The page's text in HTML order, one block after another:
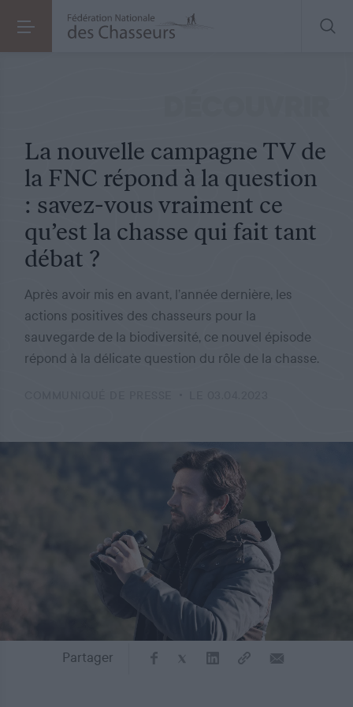
COMMUNIQUÉ DE PRESSE
La nouvelle campagne TV de
la FNC répond à la question
: savez-vous vraiment ce
qu’est la chasse qui fait tant
débat ?
Après avoir mis en avant, l’année dernière, les
actions positives des chasseurs pour la
sauvegarde de la biodiversité, ce nouvel épisode
répond à la délicate question du rôle de la chasse.
Partager